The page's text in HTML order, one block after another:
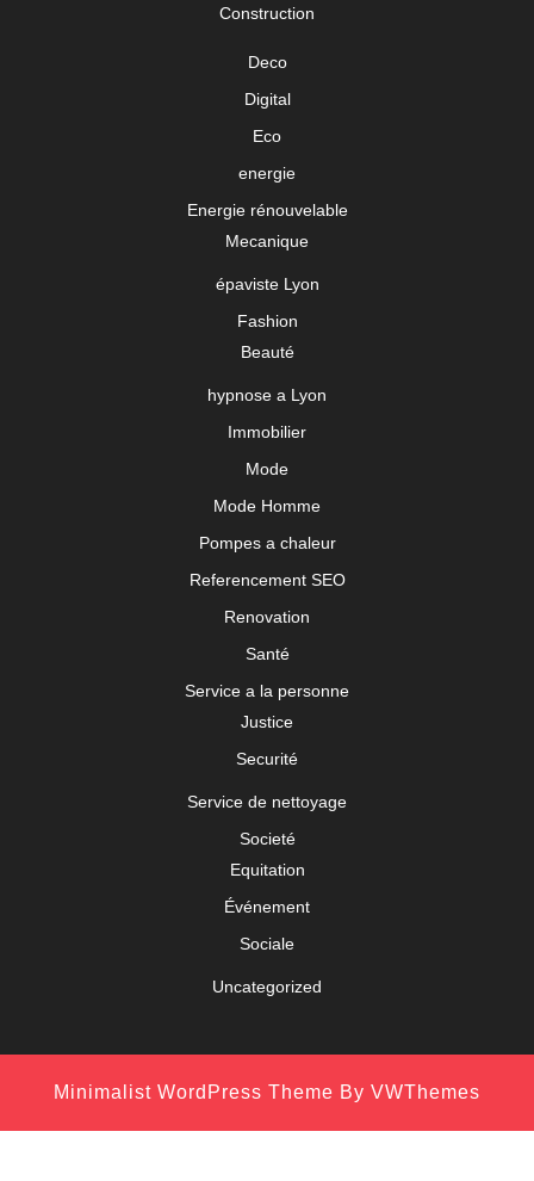
Construction
Deco
Digital
Eco
energie
Energie rénouvelable
Mecanique
épaviste Lyon
Fashion
Beauté
hypnose a Lyon
Immobilier
Mode
Mode Homme
Pompes a chaleur
Referencement SEO
Renovation
Santé
Service a la personne
Justice
Securité
Service de nettoyage
Societé
Equitation
Événement
Sociale
Uncategorized
Minimalist WordPress Theme By VWThemes